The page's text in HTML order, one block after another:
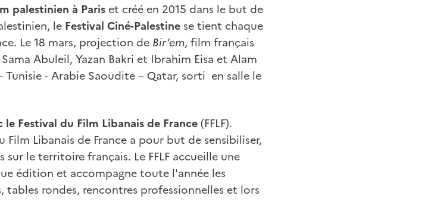
palestinien à Paris et créé en 2015 dans le but de
le Festival Ciné-Palestine se tient chaque
Le 18 mars, projection de Bir’em, film français
Abuleil, Yazan Bakri et Ibrahim Eisa et Alam
Tunisie - Arabie Saoudite – Qatar, sorti en salle le
Festival du Film Libanais de France(FFLF).
Film Libanais de France a pour but de sensibiliser,
le territoire français. Le FFLF accueille une
édition et accompagne toute l'année les
tables rondes, rencontres professionnelles et lors